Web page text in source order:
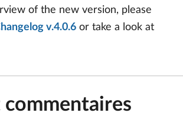
of the new version, please
v.4.0.6 or take a look at